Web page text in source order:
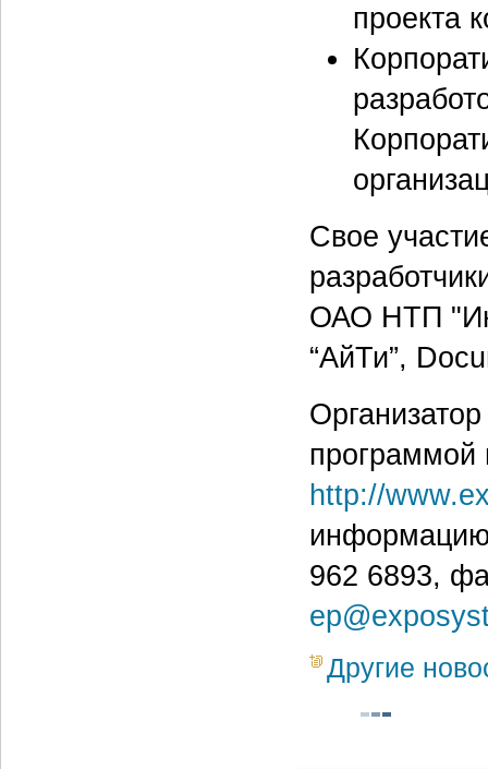
проекта
Свое
ОАО НТП
“АйТи”,
программой
http://
962 6893,
Другие